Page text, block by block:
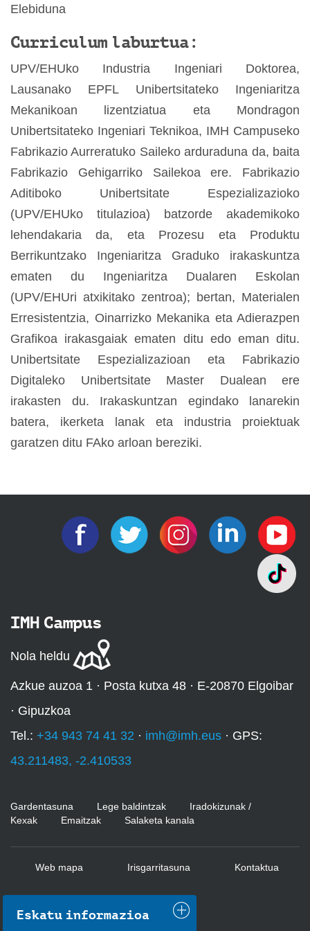
Elebiduna
Curriculum laburtua:
UPV/EHUko Industria Ingeniari Doktorea,
Lausanako EPFL Unibertsitateko Ingeniaritza
Mekanikoan lizentziatua eta Mondragon
Unibertsitateko Ingeniari Teknikoa, IMH Campuseko
Fabrikazio Aurreratuko Saileko arduraduna da, baita
Fabrikazio Gehigarriko Sailekoa ere. Fabrikazio
Aditiboko Unibertsitate Espezializazioko
(UPV/EHUko titulazioa) batzorde akademikoko
lehendakaria da, eta Prozesu eta Produktu
Berrikuntzako Ingeniaritza Graduko irakaskuntza
ematen du Ingeniaritza Dualaren Eskolan
(UPV/EHUri atxikitako zentroa); bertan, Materialen
Erresistentzia, Oinarrizko Mekanika eta Adierazpen
Grafikoa irakasgaiak ematen ditu edo eman ditu.
Unibertsitate Espezializazioan eta Fabrikazio
Digitaleko Unibertsitate Master Dualean ere
irakasten du. Irakaskuntzan egindako lanarekin
batera, ikerketa lanak eta industria proiektuak
garatzen ditu FAko arloan bereziki.
Eskatu informazioa
IMH Campus
Nola heldu
Azkue auzoa 1 · Posta kutxa 48 · E-20870 Elgoibar
· Gipuzkoa
Tel.: +34 943 74 41 32 · imh@imh.eus · GPS:
43.211483, -2.410533
Gardentasuna Lege baldintzak
Iradokizunak /
Kexak
Emaitzak Salaketa kanala
Web mapa Irisgarritasuna Kontaktua